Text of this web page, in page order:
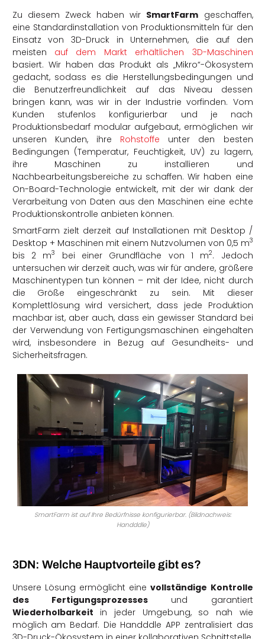
Zu diesem Zweck haben wir SmartFarm geschaffen,
eine Standardinstallation von Produktionsmitteln für den
Einsatz von 3D-Druck in Unternehmen, die auf den
meisten auf dem Markt erhältlichen 3D-Maschinen
basiert. Wir haben das Produkt als „Mikro“-Ökosystem
gedacht, sodass es die Herstellungsbedingungen und
die Benutzerfreundlichkeit auf das Niveau dessen
bringen kann, was wir in der Industrie vorfinden. Vom
Kunden stufenlos konfigurierbar und je nach
Produktionsbedarf modular aufgebaut, ermöglichen wir
unseren Kunden, ihre Rohstoffe unter den besten
Bedingungen (Temperatur, Feuchtigkeit, UV) zu lagern,
ihre Maschinen zu installieren und
Nachbearbeitungsbereiche zu schaffen. Wir haben eine
On-Board-Technologie entwickelt, mit der wir dank der
Verarbeitung von Daten aus den Maschinen eine echte
Produktionskontrolle anbieten können.
SmartFarm zielt derzeit auf Installationen mit Desktop /
Desktop + Maschinen mit einem Nutzvolumen von 0,5 m3
bis 2 m3 bei einer Grundfläche von 1 m2. Jedoch
untersuchen wir derzeit auch, was wir für andere, größere
Maschinentypen tun können – mit der Idee, nicht durch
die Größe eingeschränkt zu sein. Mit dieser
Komplettlösung wird versichert, dass jede Produktion
machbar ist, aber auch, dass ein gewisser Standard bei
der Verwendung von Fertigungsmaschinen eingehalten
wird, insbesondere in Bezug auf Gesundheits- und
Sicherheitsfragen.
SmartFarm ist auf Ihre Bedürfnisse konfigurierbar. (Bildnachweis:
Handddle)
3DN: Welche Hauptvorteile gibt es?
Unsere Lösung ermöglicht einevollständige Kontrolle
des Fertigungsprozessesund garantiert
Wiederholbarkeit in jeder Umgebung, so nah wie
möglich am Bedarf. Die Handddle APP zentralisiert das